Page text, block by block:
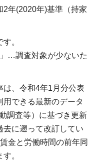
年(2020年)基準（持家
。
…調査対象が少ないた
は、令和4年1月分公表
できる最新のデータ
調査等）に基づき更新
去に遡って改訂してい
金と労働時間の前年同
。